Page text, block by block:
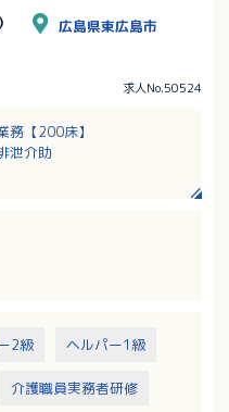
広島県東広島市
求人No.50524
務【200床】
泄介助
2級 ヘルパー1級
介護職員実務者研修